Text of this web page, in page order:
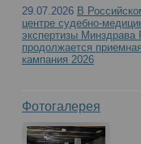
29.07.2026 В
центре судебно-
экспертизы Минздрава
продолжается приемная
кампания 2026
Фотогалерея